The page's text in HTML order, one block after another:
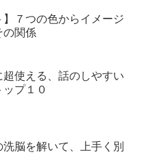
】７つの色からイメージ
の関係
超使える、話のしやすい
プ１０
脳を解いて、上手く別